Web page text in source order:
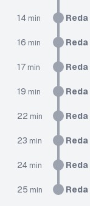
14 min Reda
16 min Reda
17 min Reda
19 min Reda
22 min Reda
23 min Reda
24 min Reda
25 min Reda